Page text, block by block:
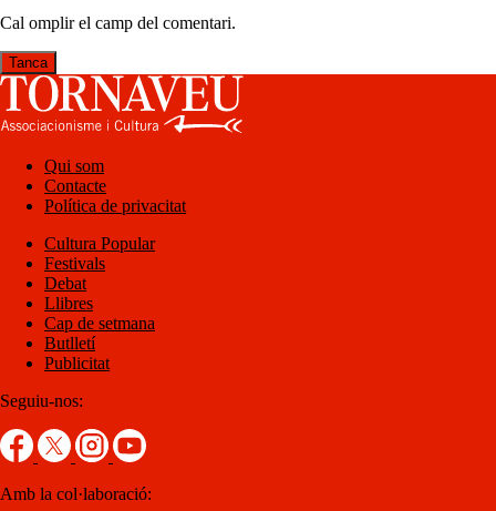
Cal omplir el camp del comentari.
Tanca
Qui som
Contacte
Política de privacitat
Cultura Popular
Festivals
Debat
Llibres
Cap de setmana
Butlletí
Publicitat
Seguiu-nos:
Amb la col·laboració: